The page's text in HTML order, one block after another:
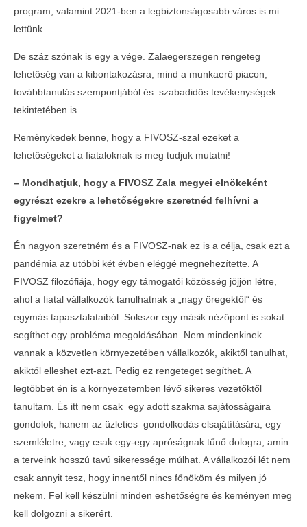
program, valamint 2021-ben a legbiztonságosabb város is mi
lettünk.
De száz szónak is egy a vége. Zalaegerszegen rengeteg
lehetőség van a kibontakozásra, mind a munkaerő piacon,
továbbtanulás szempontjából és szabadidős tevékenységek
tekintetében is.
Reménykedek benne, hogy a FIVOSZ-szal ezeket a
lehetőségeket a fiataloknak is meg tudjuk mutatni!
– Mondhatjuk, hogy a FIVOSZ Zala megyei elnökeként
egyrészt ezekre a lehetőségekre szeretnéd felhívni a
figyelmet?
Én nagyon szeretném és a FIVOSZ-nak ez is a célja, csak ezt a
pandémia az utóbbi két évben eléggé megnehezítette. A
FIVOSZ filozófiája, hogy egy támogatói közösség jöjjön létre,
ahol a fiatal vállalkozók tanulhatnak a „nagy öregektől“ és
egymás tapasztalataiból. Sokszor egy másik nézőpont is sokat
segíthet egy probléma megoldásában. Nem mindenkinek
vannak a közvetlen környezetében vállalkozók, akiktől tanulhat,
akiktől elleshet ezt-azt. Pedig ez rengeteget segíthet. A
legtöbbet én is a környezetemben lévő sikeres vezetőktől
tanultam. És itt nem csak egy adott szakma sajátosságaira
gondolok, hanem az üzleties gondolkodás elsajátítására, egy
szemléletre, vagy csak egy-egy apróságnak tűnő dologra, amin
a terveink hosszú tavú sikeressége múlhat. A vállalkozói lét nem
csak annyit tesz, hogy innentől nincs főnököm és milyen jó
nekem. Fel kell készülni minden eshetőségre és keményen meg
kell dolgozni a sikerért.